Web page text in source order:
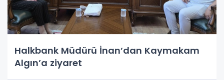
Halkbank Müdürü İnan’dan Kaymakam
Algın’a ziyaret